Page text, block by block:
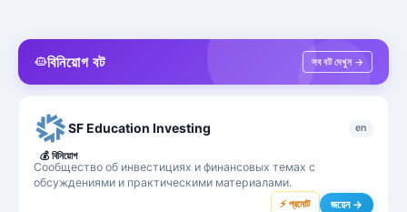
বিনিয়োগ বট সব বট দেখুন →
SF Education Investing en
Сообщество об инвестициях и финансовых темах с
обсуждениями и практическими материалами.
💰 বিনিয়োগ
⚡ প্রমোট জয়েন →